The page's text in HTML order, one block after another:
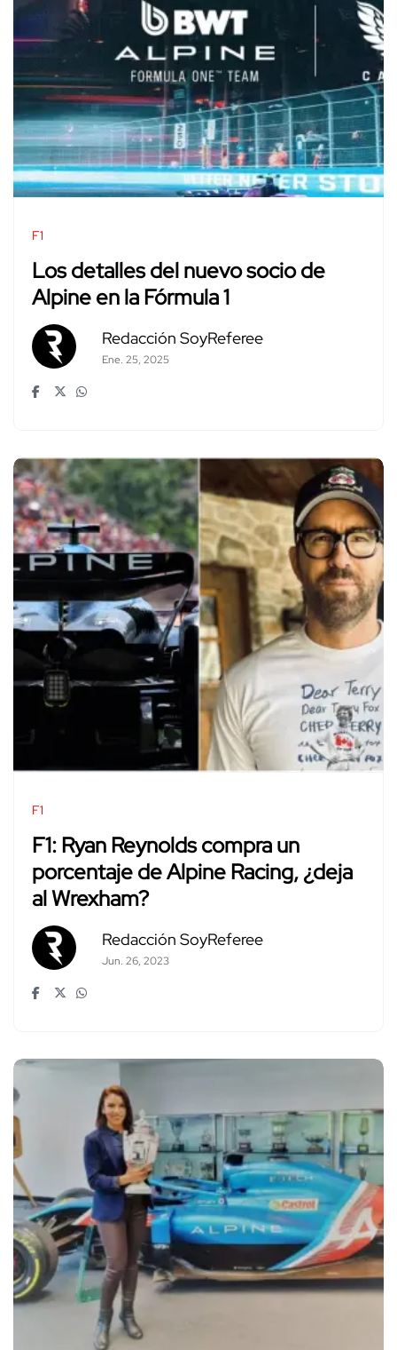
F1
Los detalles del nuevo socio de
Alpine en la Fórmula 1
Redacción SoyReferee
Ene. 25, 2025
F1
F1: Ryan Reynolds compra un
porcentaje de Alpine Racing, ¿deja
al Wrexham?
Redacción SoyReferee
Jun. 26, 2023